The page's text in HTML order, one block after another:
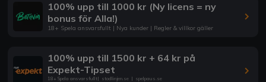
100% upp till 1000 kr (Ny licens = ny
bonus för Alla!)
18+ Spela ansvarsfullt | Nya kunder | Regler & villkor gäller
100% upp till 1500 kr + 64 kr på
Expekt-Tipset
18+ Spela ansvarsfullt| stodlinjen.se | spelpaus.se